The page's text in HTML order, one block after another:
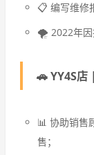
📋 编写维修
🌪️ 2022年因
🚗 YY4S
📊 协助销售
售；